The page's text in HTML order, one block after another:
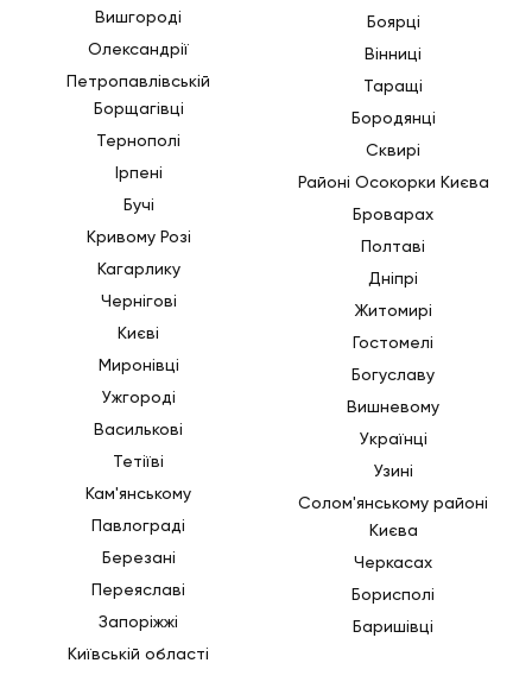
Вишгороді
Олександрії
Петропавлівській
Борщагівці
Тернополі
Ірпені
Бучі
Кривому Розі
Кагарлику
Чернігові
Києві
Миронівці
Ужгороді
Василькові
Тетіїві
Кам'янському
Павлограді
Березані
Переяславі
Запоріжжі
Київській області
Боярці
Вінниці
Таращі
Бородянці
Сквирі
Районі Осокорки Києва
Броварах
Полтаві
Дніпрі
Житомирі
Гостомелі
Богуславу
Вишневому
Українці
Узині
Солом'янському районі
Києва
Черкасах
Борисполі
Баришівці